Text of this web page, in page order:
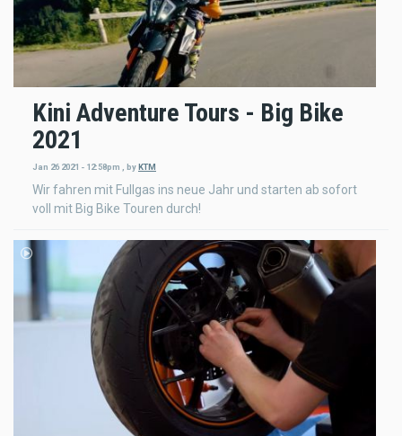
Kini Adventure Tours - Big Bike
2021
Jan 26 2021 - 12:58pm byKTM
Wir fahren mit Fullgas ins neue Jahr und starten ab sofort
voll mit Big Bike Touren durch!